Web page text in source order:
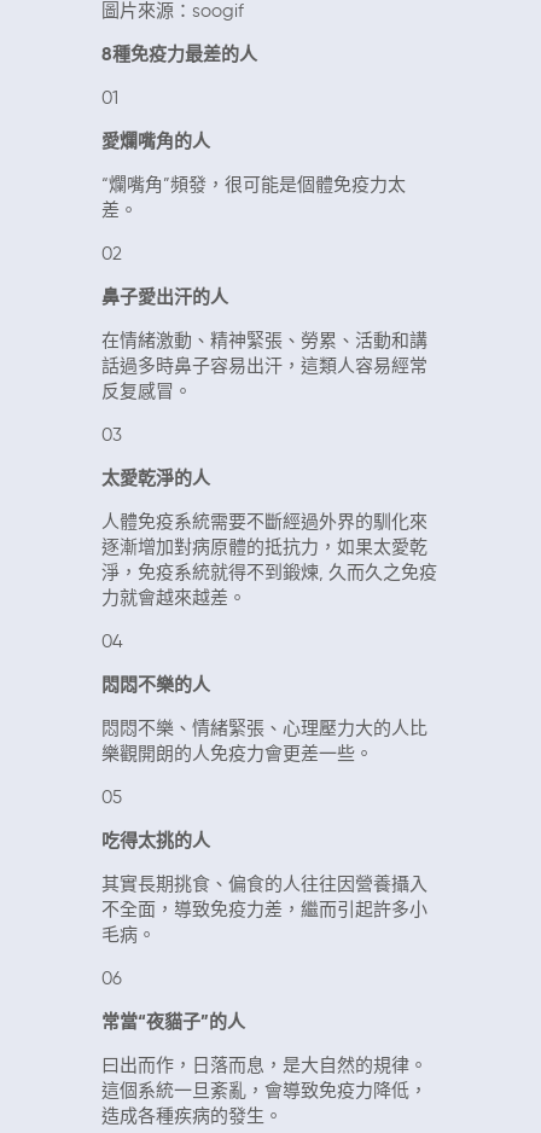
圖片來源：soogif
8種免疫力最差的人
01
愛爛嘴角的人
“爛嘴角 ”頻發，很可能是個體免疫力太
差。
02
鼻子愛出汗的人
在情緒激動、精神緊張、勞累、活動和講
話過多時鼻子容易出汗，這類人容易經常
反复感冒。
03
太愛乾淨的人
人體免疫系統需要不斷經過外界的馴化來
逐漸增加對病原體的抵抗力，如果太愛乾
淨，免疫系統就得不到鍛煉, 久而久之免疫
力就會越來越差。
04
悶悶不樂的人
悶悶不樂、情緒緊張、心理壓力大的人比
樂觀開朗的人免疫力會更差一些。
05
吃得太挑的人
其實長期挑食、偏食的人往往因營養攝入
不全面，導致免疫力差，繼而引起許多小
毛病。
06
常當“夜貓子”的人
曰出而作，日落而息，是大自然的規律。
這個系統一旦紊亂，會導致免疫力降低，
造成各種疾病的發生。